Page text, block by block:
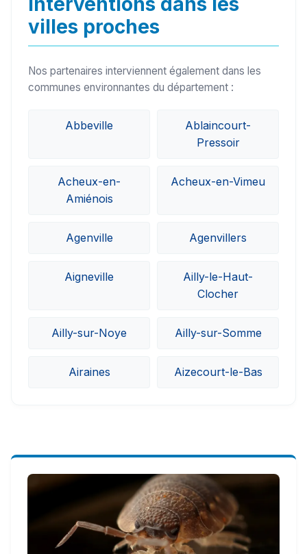
villes proches
Nos partenaires interviennent également dans les
communes environnantes du département :
Abbeville
Ablaincourt-
Pressoir
Acheux-en-
Amiénois
Acheux-en-Vimeu
Agenville Agenvillers
Aigneville
Ailly-le-Haut-
Clocher
Ailly-sur-Noye Ailly-sur-Somme
Airaines Aizecourt-le-Bas